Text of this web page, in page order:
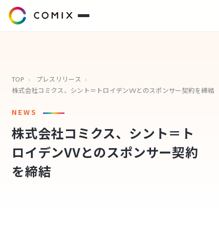
プレスリリース
代表挨拶
役員紹介
TOP › プレスリリース ›
株式会社コミクス、シント＝トロイデンVVとのスポンサー契約を締結
NEWS
株式会社コミクス、シント＝ト
ロイデンVVとのスポンサー契約
を締結